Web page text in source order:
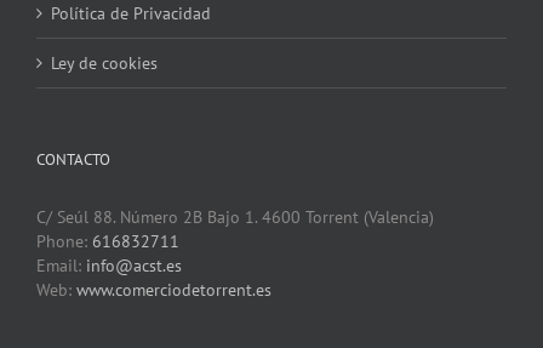
Política de Privacidad
Ley de cookies
CONTACTO
C/ Seúl 88. Número 2B Bajo 1. 4600 Torrent (Valencia)
Phone: 616832711
Email: info@acst.es
Web: www.comerciodetorrent.es